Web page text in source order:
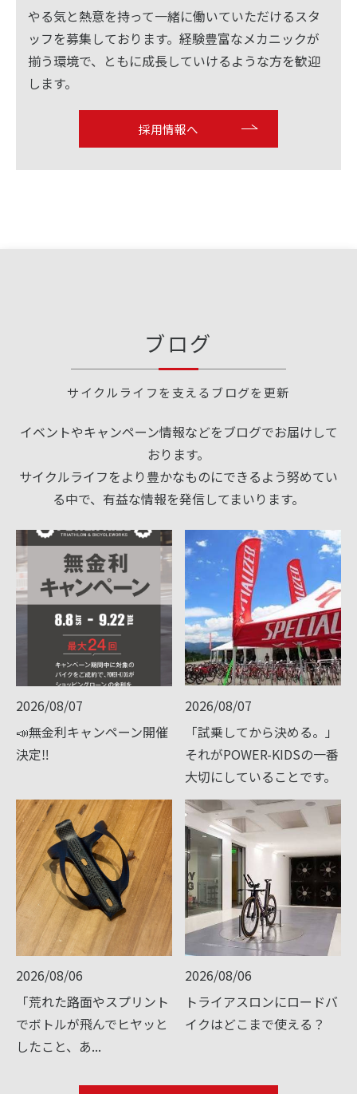
やる気と熱意を持って一緒に働いていただけるスタ
ッフを募集しております。経験豊富なメカニックが
揃う環境で、ともに成長していけるような方を歓迎
します。
採用情報へ
サイクルライフを支えるブログを更新
ブログ
イベントやキャンペーン情報などをブログでお届けして
おります。
サイクルライフをより豊かなものにできるよう努めてい
る中で、有益な情報を発信してまいります。
2026/08/07
📣無金利キャンペーン開催
決定‼️
2026/08/07
「試乗してから決める。」
それがPOWER-KIDSの一番
大切にしていることです。
2026/08/06
「荒れた路面やスプリント
でボトルが飛んでヒヤッと
したこと、あ...
2026/08/06
トライアスロンにロードバ
イクはどこまで使える？
お問い合わせはこちら